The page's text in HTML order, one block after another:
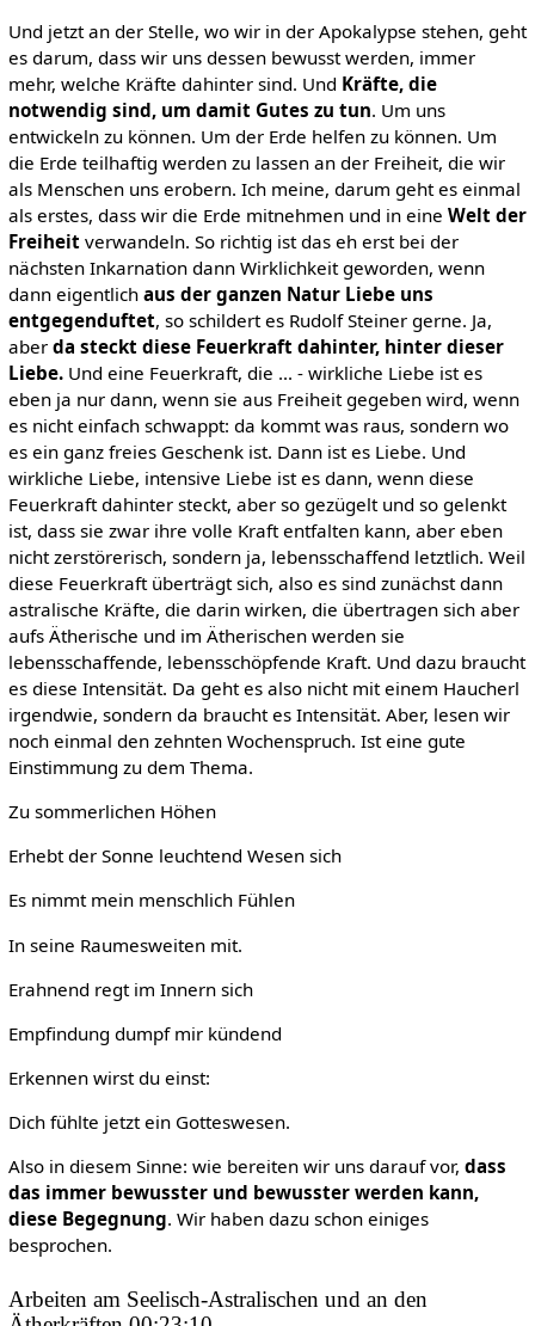
Und jetzt an der Stelle, wo wir in der Apokalypse stehen, geht
es darum, dass wir uns dessen bewusst werden, immer
mehr, welche Kräfte dahinter sind. Und Kräfte, die
notwendig sind, um damit Gutes zu tun. Um uns
entwickeln zu können. Um der Erde helfen zu können. Um
die Erde teilhaftig werden zu lassen an der Freiheit, die wir
als Menschen uns erobern. Ich meine, darum geht es einmal
als erstes, dass wir die Erde mitnehmen und in eine Welt der
Freiheitverwandeln. So richtig ist das eh erst bei der
nächsten Inkarnation dann Wirklichkeit geworden, wenn
dann eigentlich aus der ganzen Natur Liebe uns
entgegenduftet, so schildert es Rudolf Steiner gerne. Ja,
aber da steckt diese Feuerkraft dahinter, hinter dieser
Liebe.Und eine Feuerkraft, die ... - wirkliche Liebe ist es
eben ja nur dann, wenn sie aus Freiheit gegeben wird, wenn
es nicht einfach schwappt: da kommt was raus, sondern wo
es ein ganz freies Geschenk ist. Dann ist es Liebe. Und
wirkliche Liebe, intensive Liebe ist es dann, wenn diese
Feuerkraft dahinter steckt, aber so gezügelt und so gelenkt
ist, dass sie zwar ihre volle Kraft entfalten kann, aber eben
nicht zerstörerisch, sondern ja, lebensschaffend letztlich. Weil
diese Feuerkraft überträgt sich, also es sind zunächst dann
astralische Kräfte, die darin wirken, die übertragen sich aber
aufs Ätherische und im Ätherischen werden sie
lebensschaffende, lebensschöpfende Kraft. Und dazu braucht
es diese Intensität. Da geht es also nicht mit einem Haucherl
irgendwie, sondern da braucht es Intensität. Aber, lesen wir
noch einmal den zehnten Wochenspruch. Ist eine gute
Einstimmung zu dem Thema.
Zu sommerlichen Höhen
Erhebt der Sonne leuchtend Wesen sich
Es nimmt mein menschlich Fühlen
In seine Raumesweiten mit.
Erahnend regt im Innern sich
Empfindung dumpf mir kündend
Erkennen wirst du einst:
Dich fühlte jetzt ein Gotteswesen.
Also in diesem Sinne: wie bereiten wir uns darauf vor, dass
das immer bewusster und bewusster werden kann,
diese Begegnung. Wir haben dazu schon einiges
besprochen.
Arbeiten am Seelisch-Astralischen und an den